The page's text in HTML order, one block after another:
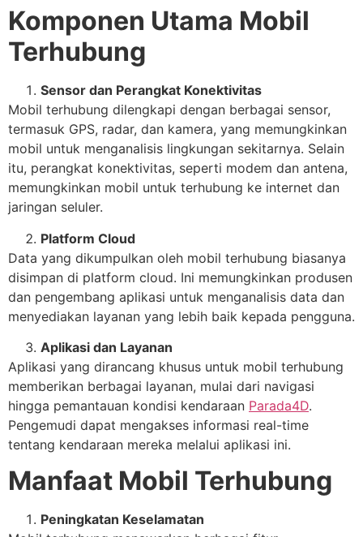
Komponen Utama Mobil
Terhubung
Sensor dan Perangkat Konektivitas
Mobil terhubung dilengkapi dengan berbagai sensor,
termasuk GPS, radar, dan kamera, yang memungkinkan
mobil untuk menganalisis lingkungan sekitarnya. Selain
itu, perangkat konektivitas, seperti modem dan antena,
memungkinkan mobil untuk terhubung ke internet dan
jaringan seluler.
Platform Cloud
Data yang dikumpulkan oleh mobil terhubung biasanya
disimpan di platform cloud. Ini memungkinkan produsen
dan pengembang aplikasi untuk menganalisis data dan
menyediakan layanan yang lebih baik kepada pengguna.
Aplikasi dan Layanan
Aplikasi yang dirancang khusus untuk mobil terhubung
memberikan berbagai layanan, mulai dari navigasi
hingga pemantauan kondisi kendaraan Parada4D.
Pengemudi dapat mengakses informasi real-time
tentang kendaraan mereka melalui aplikasi ini.
Manfaat Mobil Terhubung
Peningkatan Keselamatan